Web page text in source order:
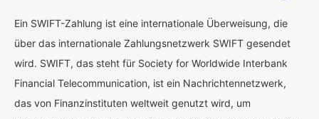
Ein SWIFT-Zahlung ist eine internationale Überweisung, die
über das internationale Zahlungsnetzwerk SWIFT gesendet
wird. SWIFT, das steht für Society for Worldwide Interbank
Financial Telecommunication, ist ein Nachrichtennetzwerk,
das von Finanzinstituten weltweit genutzt wird, um